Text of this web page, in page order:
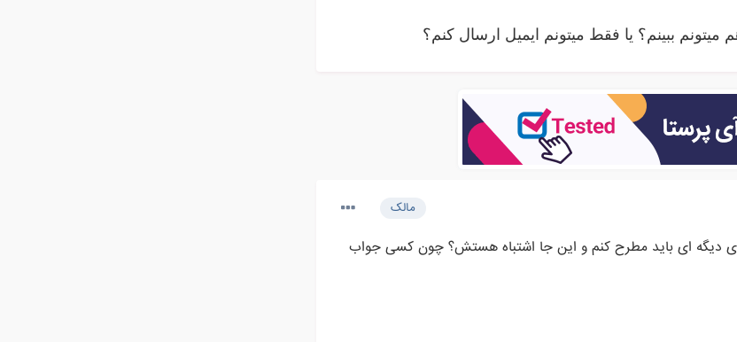
میتونم ببینم؟ یا فقط میتونم ایمیل ارسال کنم؟
مالک
دیگه ای باید مطرح کنم و این جا اشتباه هستش؟ چون کسی جواب